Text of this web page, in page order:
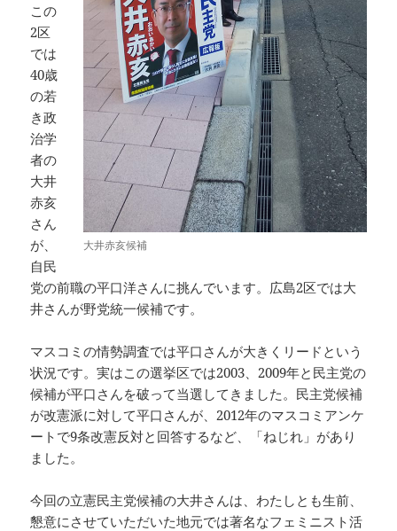
大井赤亥候補
この
2区
では
40歳
の若
き政
治学
者の
大井
赤亥
さん
が、
自民
党の前職の平口洋さんに挑んでいます。広島2区では大
井さんが野党統一候補です。
マスコミの情勢調査では平口さんが大きくリードという
状況です。実はこの選挙区では2003、2009年と民主党の
候補が平口さんを破って当選してきました。民主党候補
が改憲派に対して平口さんが、2012年のマスコミアンケ
ートで9条改憲反対と回答するなど、「ねじれ」があり
ました。
今回の立憲民主党候補の大井さんは、わたしとも生前、
懇意にさせていただいた地元では著名なフェミニスト活